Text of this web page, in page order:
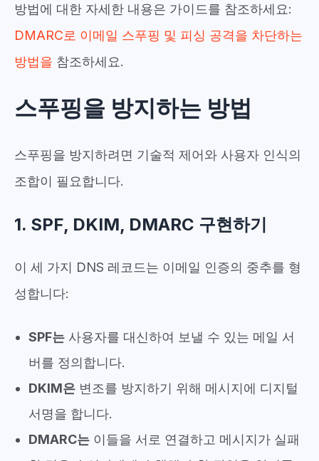
방법에 대한 자세한 내용은 가이드를 참조하세요:
DMARC로 이메일 스푸핑 및 피싱 공격을 차단하는
방법을 참조하세요.
스푸핑을 방지하는 방법
스푸핑을 방지하려면 기술적 제어와 사용자 인식의
조합이 필요합니다.
1. SPF, DKIM, DMARC 구현하기
이 세 가지 DNS 레코드는 이메일 인증의 중추를 형
성합니다:
SPF는사용자를 대신하여 보낼 수 있는 메일 서
버를 정의합니다.
DKIM은변조를 방지하기 위해 메시지에 디지털
서명을 합니다.
DMARC는이들을 서로 연결하고 메시지가 실패